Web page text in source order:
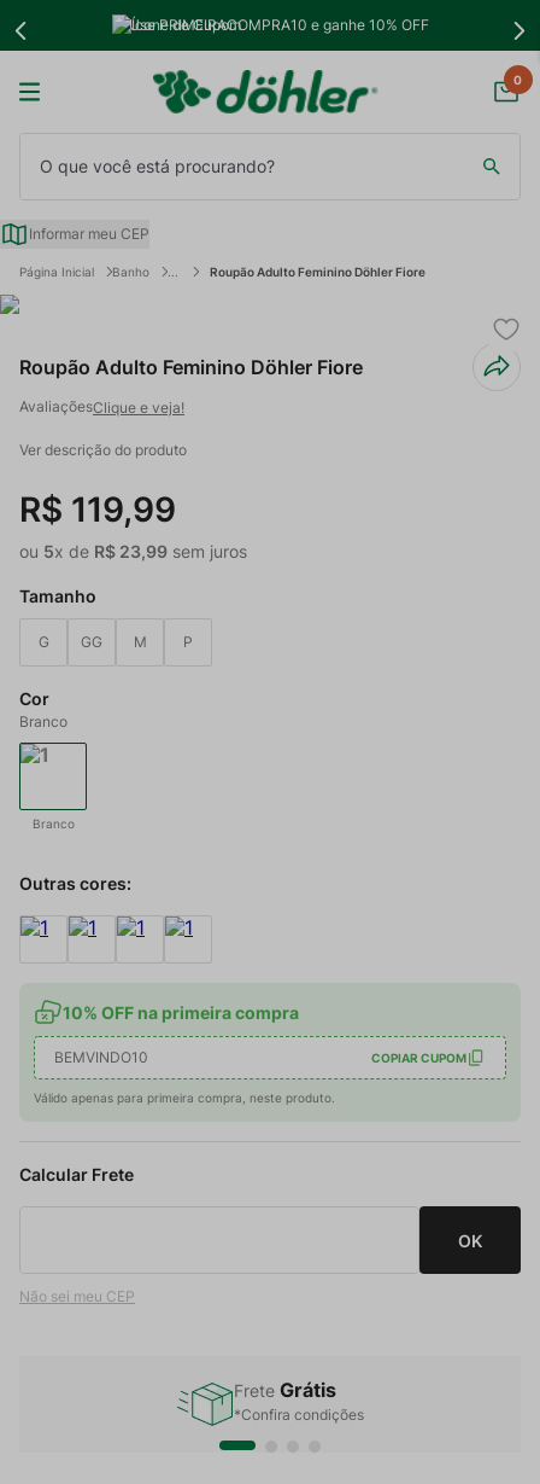
Use PRIMEIRACOMPRA10 e ganhe 10% OFF
0
Informar meu CEP
Banho Roupão Adulto Feminino Döhler Fiore
Roupão Adulto Feminino Döhler Fiore
Clique e veja!
Ver descrição do produto
R$ 119,99
ou 5x de R$ 23,99 sem juros
Tamanho
G GG M P
Cor
Branco
Branco
Outras cores:
10% OFF na primeira compra
BEMVINDO10 COPIAR CUPOM
Válido apenas para primeira compra, neste produto.
Não sei meu CEP
Frete Grátis
*Confira condições